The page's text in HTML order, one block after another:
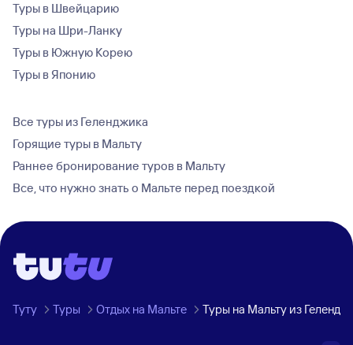
Туры в Швейцарию
Туры на Шри-Ланку
Туры в Южную Корею
Туры в Японию
Все туры из Геленджика
Горящие туры в Мальту
Раннее бронирование туров в Мальту
Все, что нужно знать о Мальте перед поездкой
Туту Туры Отдых на Мальте Туры на Мальту из